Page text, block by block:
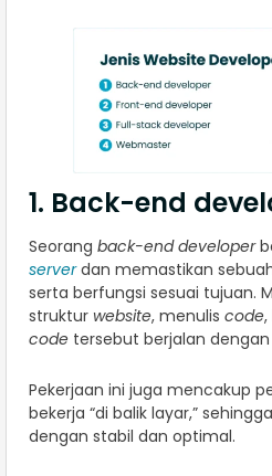
1. Back-end
Seorang back-end developer
serverdan memastikan
serta berfungsi sesuai tujuan.
struktur website, menulis code
code tersebut berjalan dengan
Pekerjaan ini juga mencakup
bekerja “di balik layar,” sehingga
dengan stabil dan optimal.